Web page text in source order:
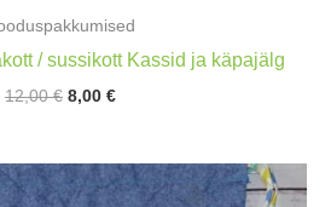
/ sussikott Kassid ja käpajälg
12,00€ Algne
12,00 €.
8,00 €Praegune
8,00 €.